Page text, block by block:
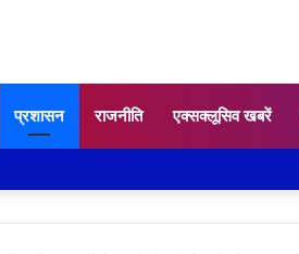
प्रशासन राजनीति एक्सक्लूसिव खबरें